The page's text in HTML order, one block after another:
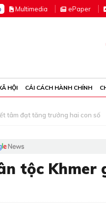
Multimedia ePaper
HỘI CẢI CÁCH HÀNH CHÍNH
tâm đạt tăng trưởng hai con số
tộc Khmer